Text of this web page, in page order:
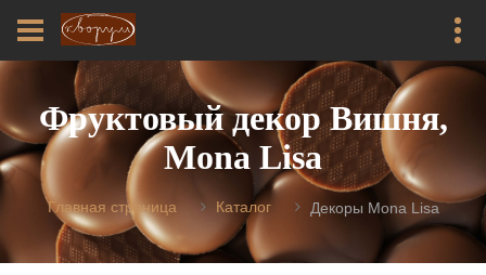
Фруктовый декор Вишня,
Mona Lisa
Главная страница Каталог Декоры Mona Lisa